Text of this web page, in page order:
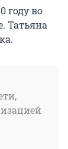
году во
Татьяна